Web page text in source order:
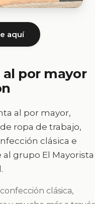
aquí
por mayor
al por mayor,
ropa de trabajo,
clásica e
grupo El Mayorista
clásica,